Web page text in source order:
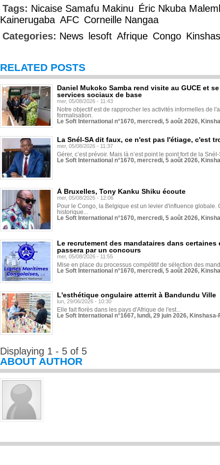
Tags: Nicaise Samafu Makinu Éric Nkuba
Kainerugaba AFC Corneille Nangaa
Categories: News lesoft Afrique Congo
RELATED POSTS
Daniel Mukoko Samba rend visite au GUCE et
services sociaux de base
mer, 05/08/2026 - 11:43
Notre objectif est de rapprocher les activités informelles de
formalisation.
Le Soft International n°1670, mercredi, 5 août 2026,
La Snél-SA dit faux, ce n'est pas l'étiage, c'est
mer, 05/08/2026 - 11:37
Gérer, c’est prévoir. Mais là n’est point le point fort de la
Le Soft International n°1670, mercredi, 5 août 2026,
À Bruxelles, Tony Kanku Shiku écoute
mer, 05/08/2026 - 12:06
Pour le Congo, la Belgique est un levier d'influence globale.
historique...
Le Soft International n°1670, mercredi, 5 août 2026,
Le recrutement des mandataires dans
passera par un concours
mer, 05/08/2026 - 11:55
Mise en place du processus compétitif de sélection des
Le Soft International n°1670, mercredi, 5 août 2026,
L'esthétique ongulaire atterrit à Bandundu Ville
lun, 29/06/2026 - 10:30
Elle fait florès dans les pays d'Afrique de l'est...
Le Soft International n°1667, lundi, 29 juin 2026,
Displaying 1 - 5 of 5
ABOUT AUTHOR